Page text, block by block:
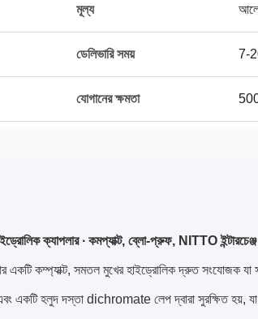
মূল্য
ডেলিভারি সময় 7-
যোগানের ক্ষমতা
ক্যাপলার ∙ কমপ্যাক্ট, ব্লো-প্রুফ, NITTO ইন্টারচেঞ্জ
একটি কম্প্যাক্ট, সমতল মুখের হাইড্রোলিক দ্রুত সংযোজক
একটি হলুদ দস্তা dichromate লেপ দ্বারা সুরক্ষিত হয়, যা